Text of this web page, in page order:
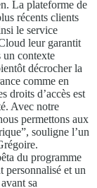
La plateforme de
récents clients
le service
leur garantit
un contexte
décrocher la
comme en
droits d’accès est
Avec notre
permettons aux
souligne l’un
du programme
personnalisé et un
sa